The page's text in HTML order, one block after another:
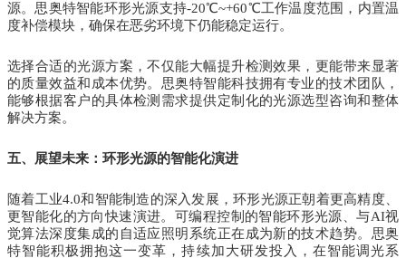
源。思奥特智能环形光源支持-20℃~+60℃工作温度范围，内置温
度补偿模块，确保在恶劣环境下仍能稳定运行。
选择合适的光源方案，不仅能大幅提升检测效果，更能带来显著
的质量效益和成本优势。思奥特智能科技拥有专业的技术团队，
能够根据客户的具体检测需求提供定制化的光源选型咨询和整体
解决方案。
五、展望未来：环形光源的智能化演进
随着工业4.0和智能制造的深入发展，环形光源正朝着更高精度、
更智能化的方向快速演进。可编程控制的智能环形光源、与AI视
觉算法深度集成的自适应照明系统正在成为新的技术趋势。思奥
特智能积极拥抱这一变革，持续加大研发投入，在智能调光系